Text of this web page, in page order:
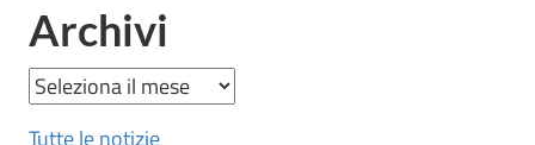
Archivi
Archivi